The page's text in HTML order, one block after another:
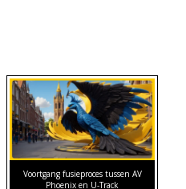
Voortgang fusieproces tussen AV
Phoenix en U-Track